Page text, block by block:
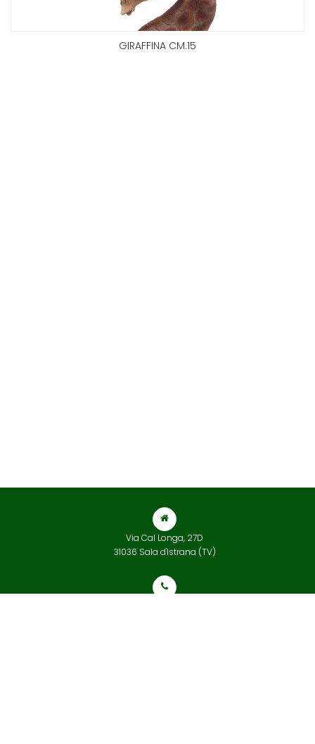
GIRAFFINA CM.15
Via Cal Longa, 27D
31036 Sala d'Istrana (TV)